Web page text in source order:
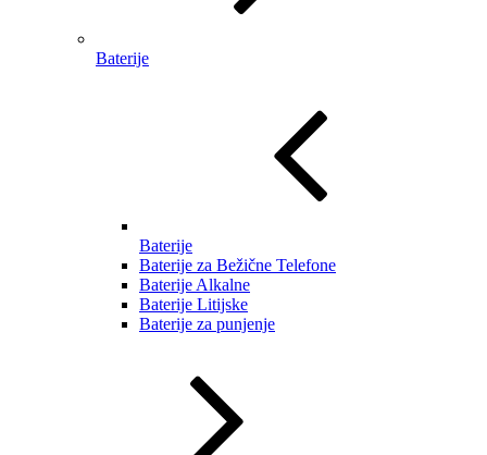
Baterije
Baterije
Baterije za Bežične Telefone
Baterije Alkalne
Baterije Litijske
Baterije za punjenje